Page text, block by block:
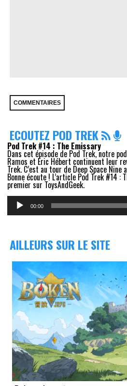
ECOUTEZ POD TREK
Pod Trek #14 : The Emissary
Dans cet épisode de Pod Trek, notre
Ramos et Eric Hébert continuent leur
Trek. C’est au tour de Deep Space Nine
Bonne écoute ! L’article Pod Trek #14 :
premier sur ToysAndGeek.
Lecteur
audio 00:00
AILLEURS SUR LE SITE